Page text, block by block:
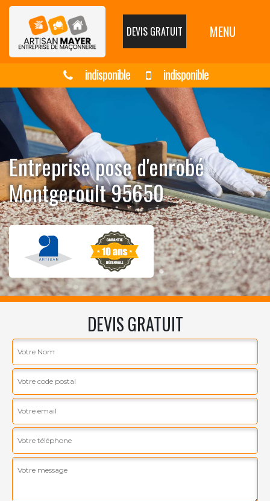
DEVIS GRATUIT MENU
indisponible indisponible
Entreprise pose d'enrobé
Montgeroult 95650
DEVIS GRATUIT